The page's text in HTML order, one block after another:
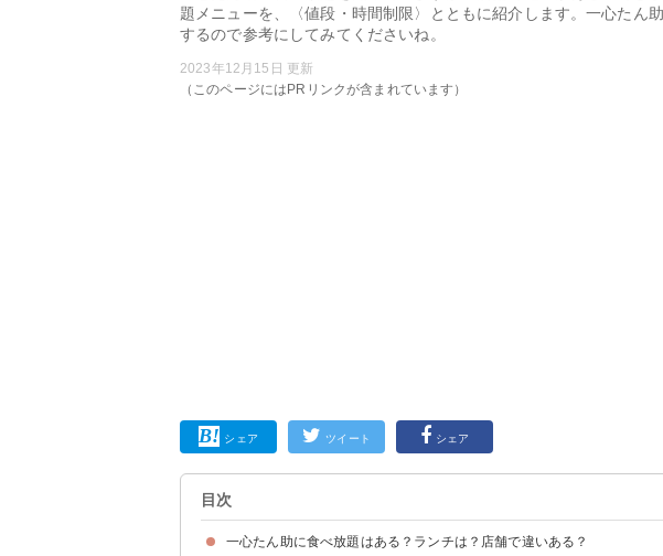
題メニューを、〈値段・時間制限〉とともに紹介します。一心たん
するので参考にしてみてくださいね。
2023年12月15日 更新
（このページにはPRリンクが含まれています）
シェア ツイート シェア
目次
一心たん助に食べ放題はある？ランチは？店舗で違いある？